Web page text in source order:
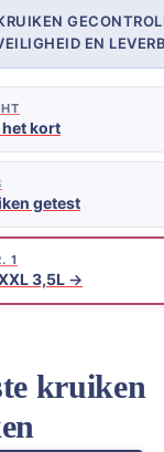
EN
het kort
getest
1
3,5L
kruiken